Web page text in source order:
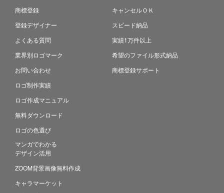
商標登録
登録デザイナー
よくある質問
業界別ロゴマーク
お問い合わせ
ロゴ制作実績
ロゴ作成マニュアル
無料ダウンロード
ロゴの色選び
マンガでわかる
デザイン活用
ZOOM背景画像無料作成
キャラマーケット
キャンセルＯＫ
スピード納品
実績1万件以上
希望のファイル形式納品
商標登録サポート